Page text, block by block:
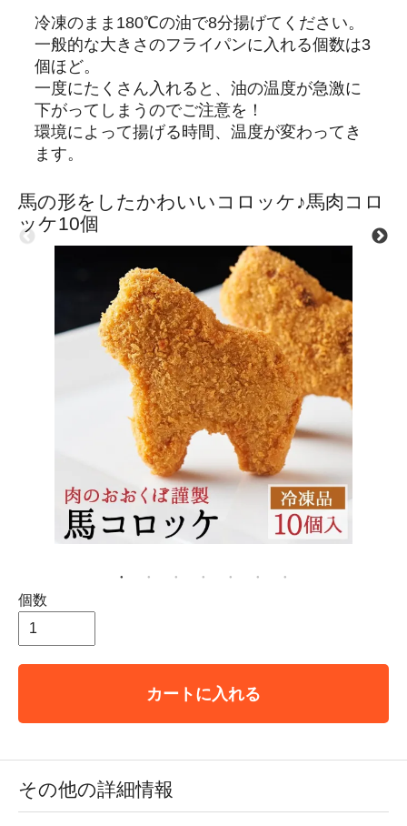
冷凍のまま180℃の油で8分揚げてください。
一般的な大きさのフライパンに入れる個数は3
個ほど。
一度にたくさん入れると、油の温度が急激に
下がってしまうのでご注意を！
環境によって揚げる時間、温度が変わってき
ます。
馬の形をしたかわいいコロッケ♪馬肉コロ
ッケ10個
個数
カートに入れる
その他の詳細情報